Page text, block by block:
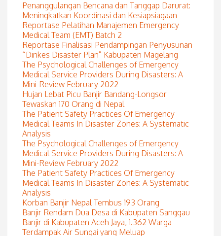
Penanggulangan Bencana dan Tanggap Darurat:
Meningkatkan Koordinasi dan Kesiapsiagaan
Reportase Pelatihan Manajemen Emergency
Medical Team (EMT) Batch 2
Reportase Finalisasi Pendampingan Penyusunan
“Dinkes Disaster Plan” Kabupaten Magelang
The Psychological Challenges of Emergency
Medical Service Providers During Disasters: A
Mini-Review February 2022
Hujan Lebat Picu Banjir Bandang-Longsor
Tewaskan 170 Orang di Nepal
The Patient Safety Practices Of Emergency
Medical Teams In Disaster Zones: A Systematic
Analysis
The Psychological Challenges of Emergency
Medical Service Providers During Disasters: A
Mini-Review February 2022
The Patient Safety Practices Of Emergency
Medical Teams In Disaster Zones: A Systematic
Analysis
Korban Banjir Nepal Tembus 193 Orang
Banjir Rendam Dua Desa di Kabupaten Sanggau
Banjir di Kabupaten Aceh Jaya, 1.362 Warga
Terdampak Air Sungai yang Meluap